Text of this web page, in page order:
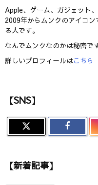
Apple、ゲーム、ガジェット
2009年からムンクのアイコ
る人です。
なんでムンクなのかは秘密で
詳しいプロフィールはこちら
【SNS】
【新着記事】